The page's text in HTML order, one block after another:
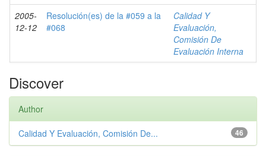
2005-
12-12
Resolución(es) de la #059 a la
#068
Calidad Y
Evaluación,
Comisión De
Evaluación Interna
Discover
Author
46
Calidad Y Evaluación, Comisión De...